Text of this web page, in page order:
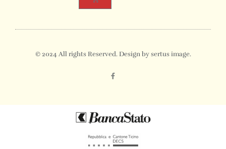
© 2024 All rights Reserved. Design by sertus image.